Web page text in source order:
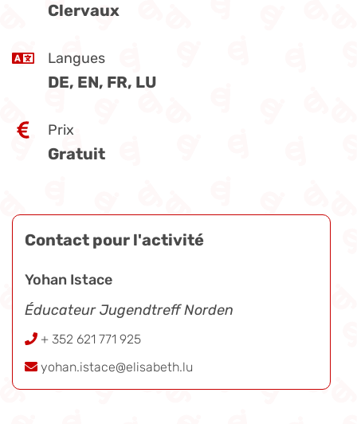
Clervaux
Langues
DE, EN, FR, LU
Prix
Gratuit
Contact pour l'activité
Yohan Istace
Éducateur Jugendtreff Norden
+ 352 621 771 925
yohan.istace@elisabeth.lu